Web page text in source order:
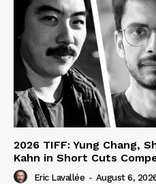
2026 TIFF: Yung Chang,
Kahn in Short Cuts
Eric Lavallée - August 6,